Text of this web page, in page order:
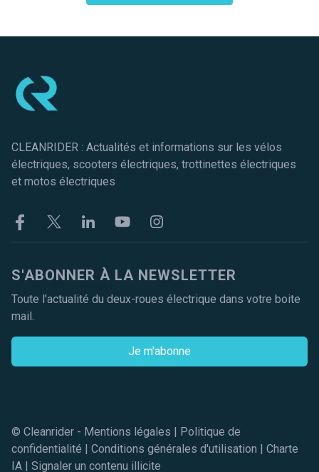
CLEANRIDER : Actualités et informations sur les vélos
électriques, scooters électriques, trottinettes électriques
et motos électriques
FacebookTwitter LinkekinYoutubeInstagram
S'ABONNER À LA NEWSLETTER
Toute l'actualité du deux-roues électrique dans votre boite
mail.
Je m'abonne
© Cleanrider - Mentions légales | Politique de
confidentialité | Conditions générales d'utilisation | Charte
IA | Signaler un contenu illicite